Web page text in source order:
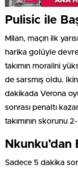
Pulisic ile
Milan, maçın ilk
harika golüyle
takımın moralini
de sarsmış oldu.
dakikada Verona
sonrası penaltı
takımının skorunu 2-
Nkunku’dan
Sadece 5 dakika